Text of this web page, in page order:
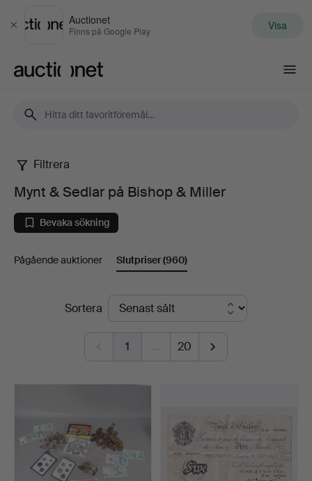
Stäng
Auctionet
Finns på Google Play Visa
Mynt
Sedlar
på
Bishop
Filtrera
Mynt & Sedlar på Bishop & Miller
Bevaka sökning
Pågående auktioner Slutpriser(960)
SlutpriserSortera
1 … 20